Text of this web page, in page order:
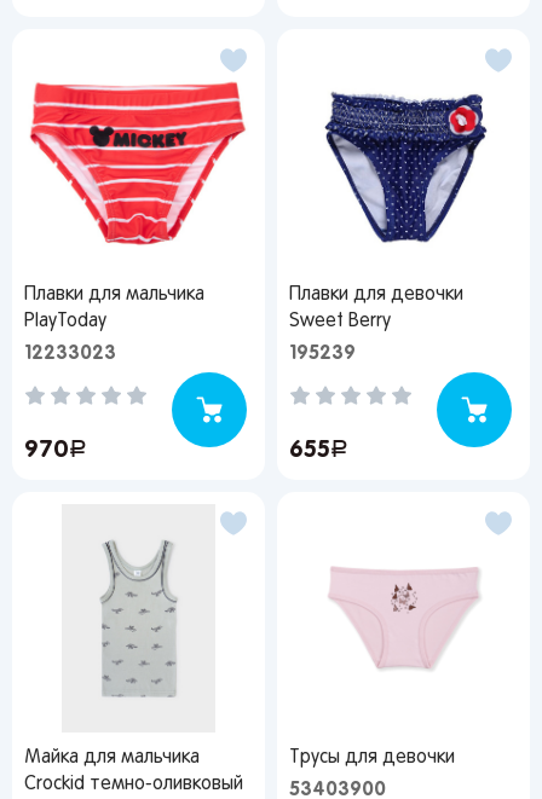
Плавки для мальчика
PlayToday
12233023
970руб.
Плавки для девочки
Sweet Berry
195239
655руб.
Майка для мальчика
Crockid темно-оливковый
Трусы для девочки
53403900